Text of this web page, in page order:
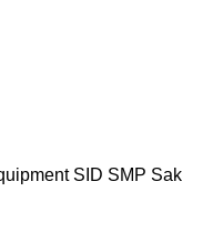
SID SMP Sak